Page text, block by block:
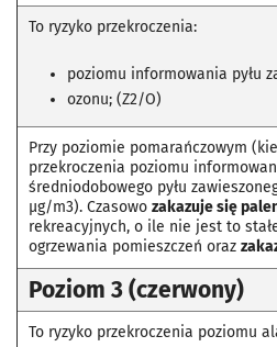
To ryzyko przekroczenia:
poziomu informowania pyłu
ozonu; (Z2/O)
Przy poziomie pomarańczowym
przekroczenia poziomu
średniodobowego pyłu
µg/m3). Czasowo zakazuje się
rekreacyjnych, o ile nie jest to
ogrzewania pomieszczeń oraz
Poziom 3 (czerwony)
To ryzyko przekroczenia poziomu